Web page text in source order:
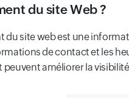
du site Web ?
du site web est une
de contact et les
améliorer la